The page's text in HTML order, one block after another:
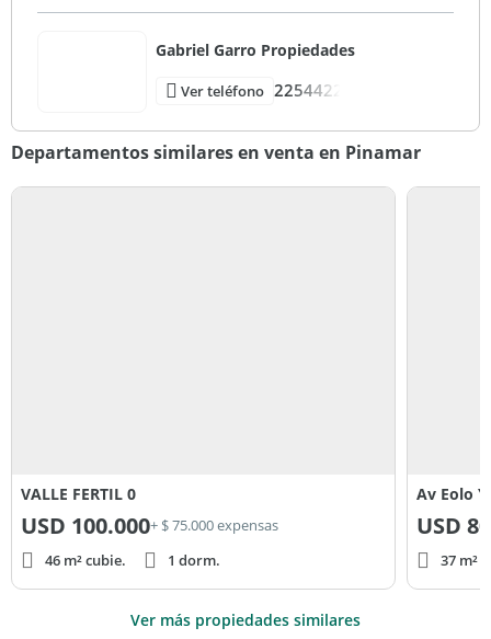
Gabriel Garro Propiedades
Ver teléfono 2254422
Departamentos similares en venta en Pinamar
VALLE FERTIL 0
USD 100.000+ $ 75.000 expensas
46 m² cubie.
1 dorm.
Av Eolo
USD
37 m²
Ver más propiedades similares